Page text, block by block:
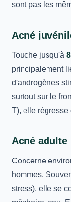
sont pas les
Acné
Touche jusqu'à
principalement
d'androgènes
surtout sur le
T), elle régresse
Acné adulte
Concerne
hommes.
stress), elle se